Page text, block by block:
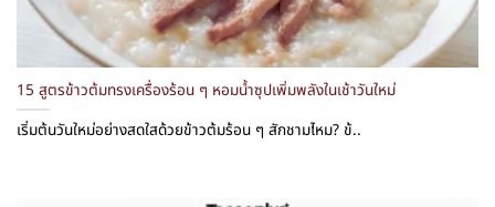
15 สูตรข้าวต้มทรงเครื่องร้อน ๆ หอมน้ำซุปเพิ่มพลังในเช้าวันใหม่
เริ่มต้นวันใหม่อย่างสดใสด้วยข้าวต้มร้อน ๆ สักชามไหม? ข้..